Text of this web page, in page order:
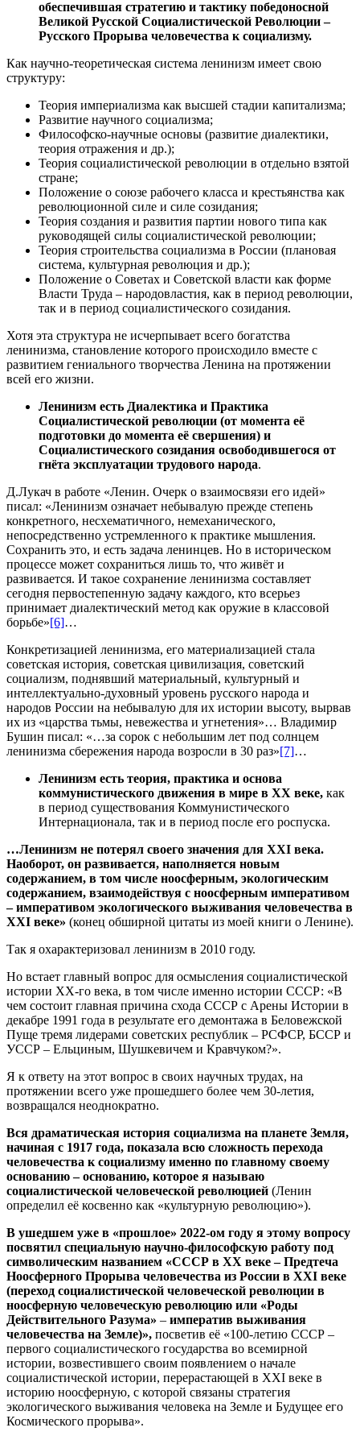
обеспечившая стратегию и тактику победоносной
Великой Русской Социалистической Революции –
Русского Прорыва человечества к социализму.
Как научно-теоретическая система ленинизм имеет свою
структуру:
Теория империализма как высшей стадии капитализма;
Развитие научного социализма;
Философско-научные основы (развитие диалектики,
теория отражения и др.);
Теория социалистической революции в отдельно взятой
стране;
Положение о союзе рабочего класса и крестьянства как
революционной силе и силе созидания;
Теория создания и развития партии нового типа как
руководящей силы социалистической революции;
Теория строительства социализма в России (плановая
система, культурная революция и др.);
Положение о Советах и Советской власти как форме
Власти Труда – народовластия, как в период революции,
так и в период социалистического созидания.
Хотя эта структура не исчерпывает всего богатства
ленинизма, становление которого происходило вместе с
развитием гениального творчества Ленина на протяжении
всей его жизни.
Ленинизм есть Диалектика и Практика
Социалистической революции (от момента её
подготовки до момента её свершения) и
Социалистического созидания освободившегося от
гнёта эксплуатации трудового народа.
Д.Лукач в работе «Ленин. Очерк о взаимосвязи его идей»
писал: «Ленинизм означает небывалую прежде степень
конкретного, несхематичного, немеханического,
непосредственно устремленного к практике мышления.
Сохранить это, и есть задача ленинцев. Но в историческом
процессе может сохраниться лишь то, что живёт и
развивается. И такое сохранение ленинизма составляет
сегодня первостепенную задачу каждого, кто всерьез
принимает диалектический метод как оружие в классовой
борьбе»[6]…
Конкретизацией ленинизма, его материализацией стала
советская история, советская цивилизация, советский
социализм, поднявший материальный, культурный и
интеллектуально-духовный уровень русского народа и
народов России на небывалую для их истории высоту, вырвав
их из «царства тьмы, невежества и угнетения»… Владимир
Бушин писал: «…за сорок с небольшим лет под солнцем
ленинизма сбережения народа возросли в 30 раз»[7]…
Ленинизм есть теория, практика и основа
коммунистического движения в мире в XX веке, как
в период существования Коммунистического
Интернационала, так и в период после его роспуска.
…Ленинизм не потерял своего значения для XXI века.
Наоборот, он развивается, наполняется новым
содержанием, в том числе ноосферным, экологическим
содержанием, взаимодействуя с ноосферным императивом
– императивом экологического выживания человечества в
XXI веке» (конец обширной цитаты из моей книги о Ленине).
Так я охарактеризовал ленинизм в 2010 году.
Но встает главный вопрос для осмысления социалистической
истории ХХ-го века, в том числе именно истории СССР: «В
чем состоит главная причина схода СССР с Арены Истории в
декабре 1991 года в результате его демонтажа в Беловежской
Пуще тремя лидерами советских республик – РСФСР, БССР и
УССР – Ельциным, Шушкевичем и Кравчуком?».
Я к ответу на этот вопрос в своих научных трудах, на
протяжении всего уже прошедшего более чем 30-летия,
возвращался неоднократно.
Вся драматическая история социализма на планете Земля,
начиная с 1917 года, показала всю сложность перехода
человечества к социализму именно по главному своему
основанию – основанию, которое я называю
социалистической человеческой революцией (Ленин
определил её косвенно как «культурную революцию»).
В ушедшем уже в «прошлое» 2022-ом году я этому вопросу
посвятил специальную научно-философскую работу под
символическим названием «СССР в ХХ веке – Предтеча
Ноосферного Прорыва человечества из России в XXI веке
(переход социалистической человеческой революции в
ноосферную человеческую революцию или «Роды
Действительного Разума» – императив выживания
человечества на Земле)», посветив её «100-летию СССР –
первого социалистического государства во всемирной
истории, возвестившего своим появлением о начале
социалистической истории, перерастающей в XXI веке в
историю ноосферную, с которой связаны стратегия
экологического выживания человека на Земле и Будущее его
Космического прорыва».